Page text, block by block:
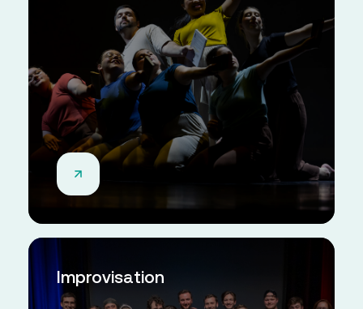
Improvisation